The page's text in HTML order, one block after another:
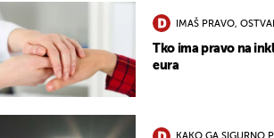
IMAŠ PRAVO,
Tko ima pravo na
eura